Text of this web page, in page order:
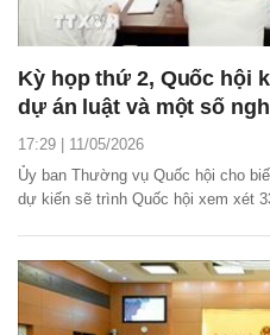
Kỳ họp thứ 2, Quốc hội
dự án luật và một số
17:29 | 11/05/2026
Ủy ban Thường vụ Quốc hội cho
dự kiến sẽ trình Quốc hội xem xét